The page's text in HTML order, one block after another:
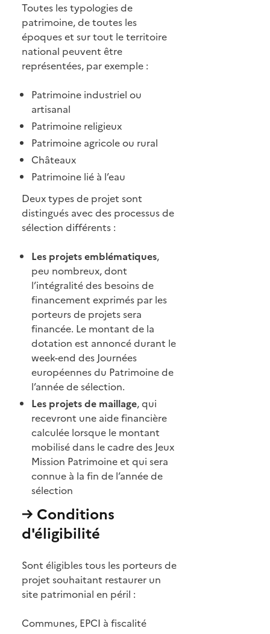
Toutes les typologies de
patrimoine, de toutes les
époques et sur tout le territoire
national peuvent être
représentées, par exemple :
Patrimoine industriel ou
artisanal
Patrimoine religieux
Patrimoine agricole ou rural
Châteaux
Patrimoine lié à l’eau
Deux types de projet sont
distingués avec des processus de
sélection différents :
Les projets emblématiques,
peu nombreux, dont
l’intégralité des besoins de
financement exprimés par les
porteurs de projets sera
financée. Le montant de la
dotation est annoncé durant le
week-end des Journées
européennes du Patrimoine de
l’année de sélection.
Les projets de maillage, qui
recevront une aide financière
calculée lorsque le montant
mobilisé dans le cadre des Jeux
Mission Patrimoine et qui sera
connue à la fin de l’année de
sélection
→ Conditions
d'éligibilité
Sont éligibles tous les porteurs de
projet souhaitant restaurer un
site patrimonial en péril :
Communes, EPCI à fiscalité